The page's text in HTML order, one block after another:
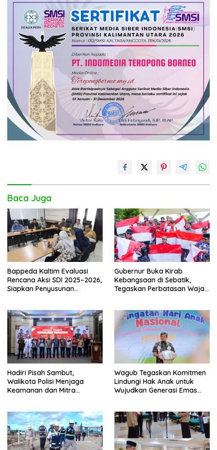
Baca Juga
Bappeda Kaltim Evaluasi
Rencana Aksi SDI 2025–2026,
Siapkan Penyusunan
Gubernur Buka Kirab
Kebangsaan di Sebatik,
Tegaskan Perbatasan Wajah
Hadiri Pisah Sambut,
Walikota Polisi Menjaga
Keamanan dan Mitra
Wagub Tegaskan Komitmen
Lindungi Hak Anak untuk
Wujudkan Generasi Emas